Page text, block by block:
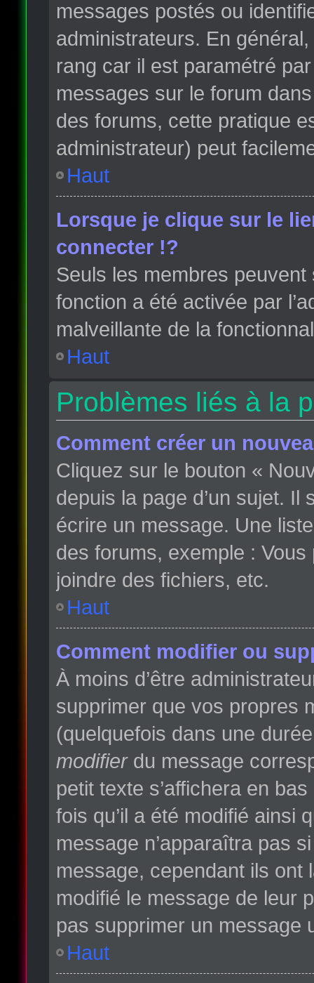
messages postés ou
administrateurs. En
rang car il est paramétré
messages sur le forum
des forums, cette pratique
administrateur) peut
Haut
Lorsque je clique sur le
connecter !?
Seuls les membres
fonction a été activée par
malveillante de la
Haut
Problèmes liés à la
Comment créer un
Cliquez sur le bouton «
depuis la page d’un sujet.
écrire un message. Une
des forums, exemple : Vous
joindre des fichiers, etc.
Haut
Comment modifier ou
À moins d’être
supprimer que vos propres
(quelquefois dans une
modifierdu message
petit texte s’affichera en
fois qu’il a été modifié ainsi
message n’apparaîtra pas
message, cependant ils ont
modifié le message de leur
pas supprimer un message
Haut